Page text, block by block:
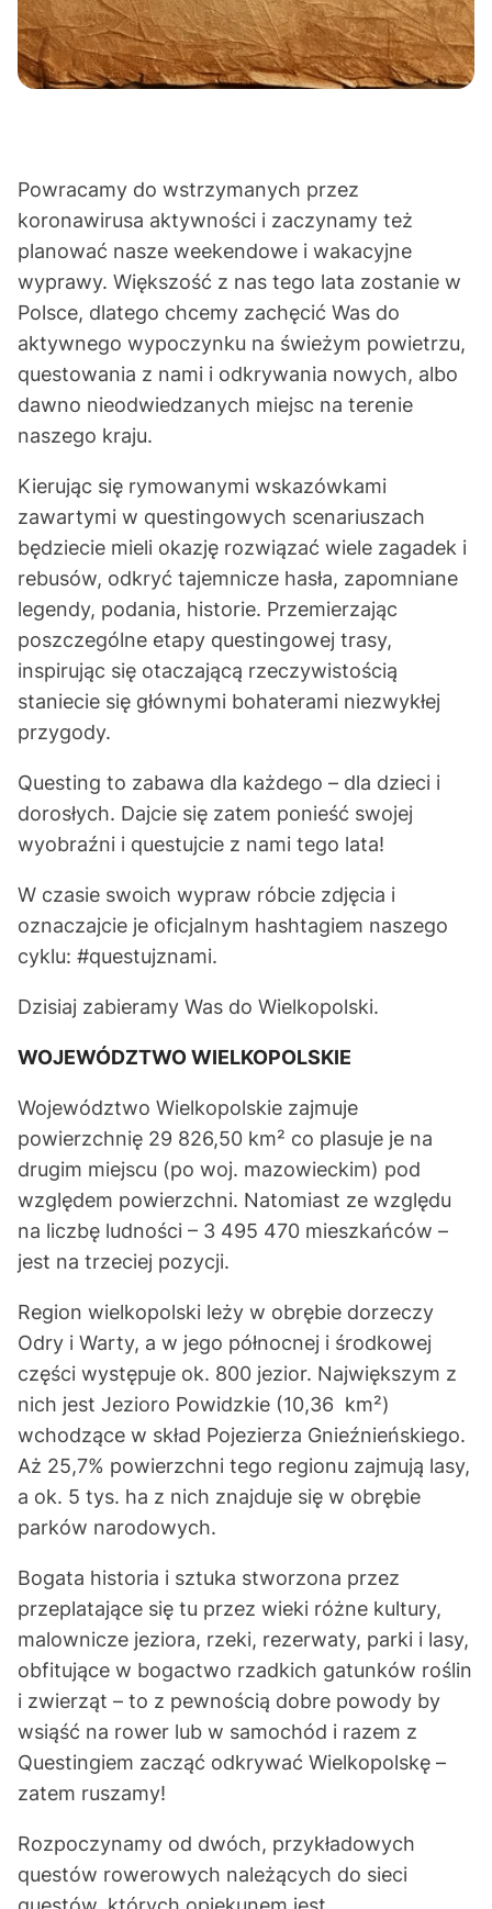
Powracamy do wstrzymanych przez
koronawirusa aktywności i zaczynamy też
planować nasze weekendowe i wakacyjne
wyprawy. Większość z nas tego lata zostanie w
Polsce, dlatego chcemy zachęcić Was do
aktywnego wypoczynku na świeżym powietrzu,
questowania z nami i odkrywania nowych, albo
dawno nieodwiedzanych miejsc na terenie
naszego kraju.
Kierując się rymowanymi wskazówkami
zawartymi w questingowych scenariuszach
będziecie mieli okazję rozwiązać wiele zagadek i
rebusów, odkryć tajemnicze hasła, zapomniane
legendy, podania, historie. Przemierzając
poszczególne etapy questingowej trasy,
inspirując się otaczającą rzeczywistością
staniecie się głównymi bohaterami niezwykłej
przygody.
Questing to zabawa dla każdego – dla dzieci i
dorosłych. Dajcie się zatem ponieść swojej
wyobraźni i questujcie z nami tego lata!
W czasie swoich wypraw róbcie zdjęcia i
oznaczajcie je oficjalnym hashtagiem naszego
cyklu: #questujznami.
Dzisiaj zabieramy Was do Wielkopolski.
WOJEWÓDZTWO WIELKOPOLSKIE
Województwo Wielkopolskie zajmuje
powierzchnię 29 826,50 km² co plasuje je na
drugim miejscu (po woj. mazowieckim) pod
względem powierzchni. Natomiast ze względu
na liczbę ludności – 3 495 470 mieszkańców –
jest na trzeciej pozycji.
Region wielkopolski leży w obrębie dorzeczy
Odry i Warty, a w jego północnej i środkowej
części występuje ok. 800 jezior. Największym z
nich jest Jezioro Powidzkie (10,36 km²)
wchodzące w skład Pojezierza Gnieźnieńskiego.
Aż 25,7% powierzchni tego regionu zajmują lasy,
a ok. 5 tys. ha z nich znajduje się w obrębie
parków narodowych.
Bogata historia i sztuka stworzona przez
przeplatające się tu przez wieki różne kultury,
malownicze jeziora, rzeki, rezerwaty, parki i lasy,
obfitujące w bogactwo rzadkich gatunków roślin
i zwierząt – to z pewnością dobre powody by
wsiąść na rower lub w samochód i razem z
Questingiem zacząć odkrywać Wielkopolskę –
zatem ruszamy!
Rozpoczynamy od dwóch, przykładowych
questów rowerowych należących do sieci